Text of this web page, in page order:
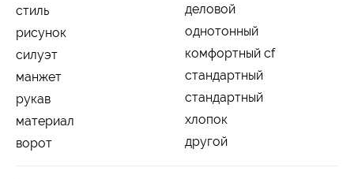
стиль
деловой
рисунок
однотонный
силуэт
комфортный cf
манжет
стандартный
рукав
стандартный
материал
хлопок
ворот
другой